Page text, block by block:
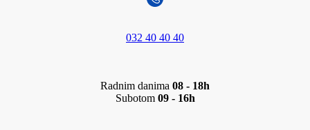
032 40 40 40
Radnim danima 08 - 18h
Subotom 09 - 16h